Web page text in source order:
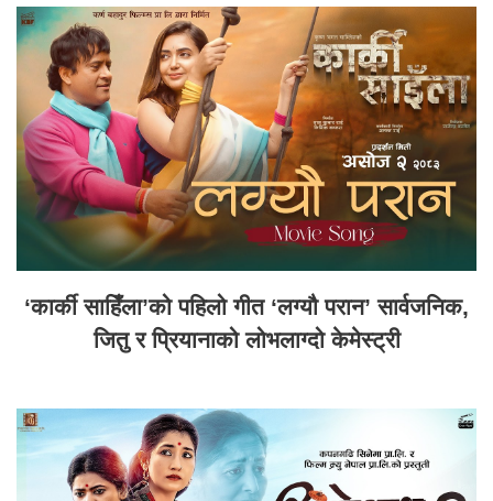
‘कार्की साहिँला’को पहिलो गीत ‘लग्यौ परान’ सार्वजनिक,
जितु र प्रियानाको लोभलाग्दो केमेस्ट्री